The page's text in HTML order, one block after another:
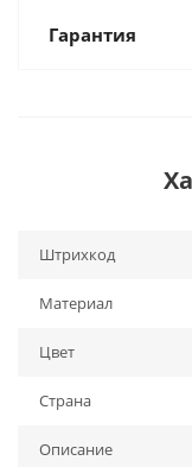
Гарантия
Штрихкод
Материал
Цвет
Страна
Описание